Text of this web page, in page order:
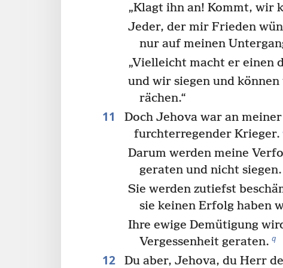
„Klagt ihn an! Kommt, wir
Jeder, der mir Frieden
nur auf meinen
„Vielleicht macht er einen
und wir siegen und können
rächen.“
11
Doch Jehova war an
furchterregender Krieger.
Darum werden meine
geraten und nicht siegen.
Sie werden zutiefst
sie keinen Erfolg haben
Ihre ewige Demütigung
Vergessenheit geraten. q
12 Du aber, Jehova, du Herr